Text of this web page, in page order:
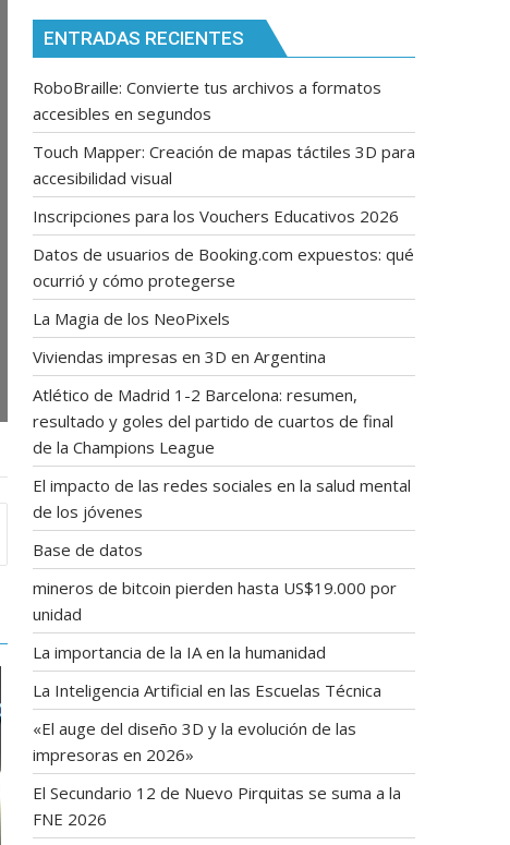
ENTRADAS RECIENTES
RoboBraille: Convierte tus archivos a formatos
accesibles en segundos
Touch Mapper: Creación de mapas táctiles 3D para
accesibilidad visual
Inscripciones para los Vouchers Educativos 2026
Datos de usuarios de Booking.com expuestos: qué
ocurrió y cómo protegerse
La Magia de los NeoPixels
Viviendas impresas en 3D en Argentina
Atlético de Madrid 1-2 Barcelona: resumen,
resultado y goles del partido de cuartos de final
de la Champions League
El impacto de las redes sociales en la salud mental
de los jóvenes
Base de datos
mineros de bitcoin pierden hasta US$19.000 por
unidad
La importancia de la IA en la humanidad
La Inteligencia Artificial en las Escuelas Técnica
«El auge del diseño 3D y la evolución de las
impresoras en 2026»
El Secundario 12 de Nuevo Pirquitas se suma a la
FNE 2026